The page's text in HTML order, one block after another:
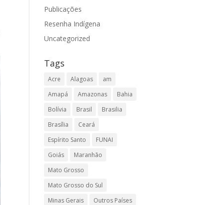
Publicações
Resenha Indígena
Uncategorized
Tags
Acre Alagoas
am
Amapá
Amazonas
Bahia
Bolívia
Brasil
Brasilia
Brasília
Ceará
Espírito Santo
FUNAI
Goiás
Maranhão
Mato Grosso
Mato Grosso do Sul
Minas Gerais
Outros Países